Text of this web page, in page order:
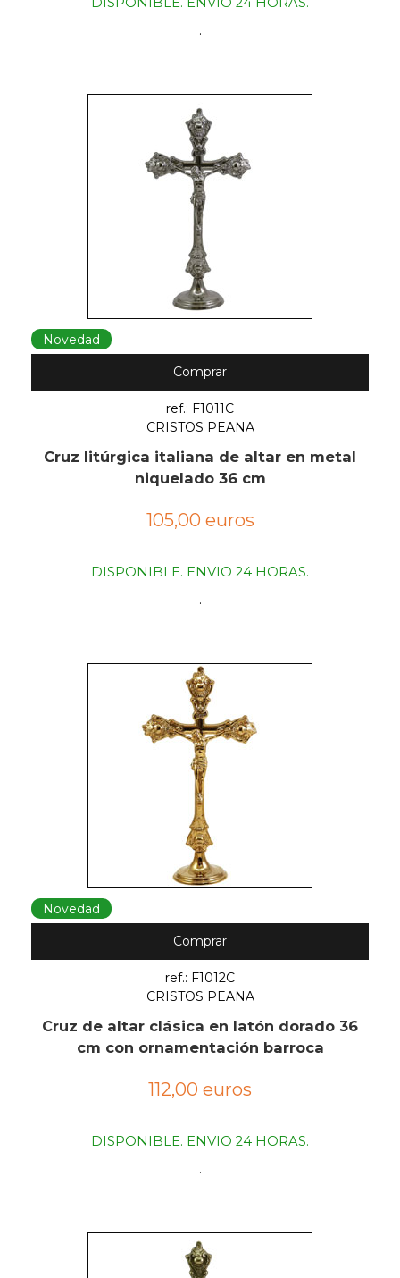
.
Novedad
Comprar
ref.: F1011C
CRISTOS PEANA
Cruz litúrgica italiana de altar en metal
niquelado 36 cm
105,00 euros
DISPONIBLE. ENVIO 24 HORAS.
.
Novedad
Comprar
ref.: F1012C
CRISTOS PEANA
Cruz de altar clásica en latón dorado 36
cm con ornamentación barroca
112,00 euros
DISPONIBLE. ENVIO 24 HORAS.
.